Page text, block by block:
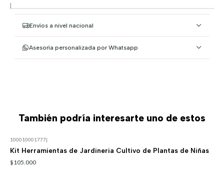
Envíos a nivel nacional
Asesoría personalizada por Whatsapp
También podría interesarte uno de estos
100010001777|
Kit Herramientas de Jardineria Cultivo de Plantas de Niñas
$105.000